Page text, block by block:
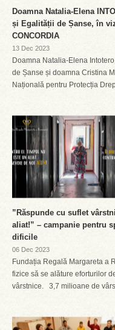
Doamna Natalia-Elena
și Egalității de Șanse, în
CONCORDIA
13 Dec 2023
Doamna Natalia-Elena
de Șanse și doamna Cristina
Națională pentru Protecția
”Răspunde cu suflet
aliat!” – campanie pentru
dificile
06 Dec 2023
Fundația Regală Margareta a
fizice să se alăture eforturilor
vârstnice. 3,7 milioane de